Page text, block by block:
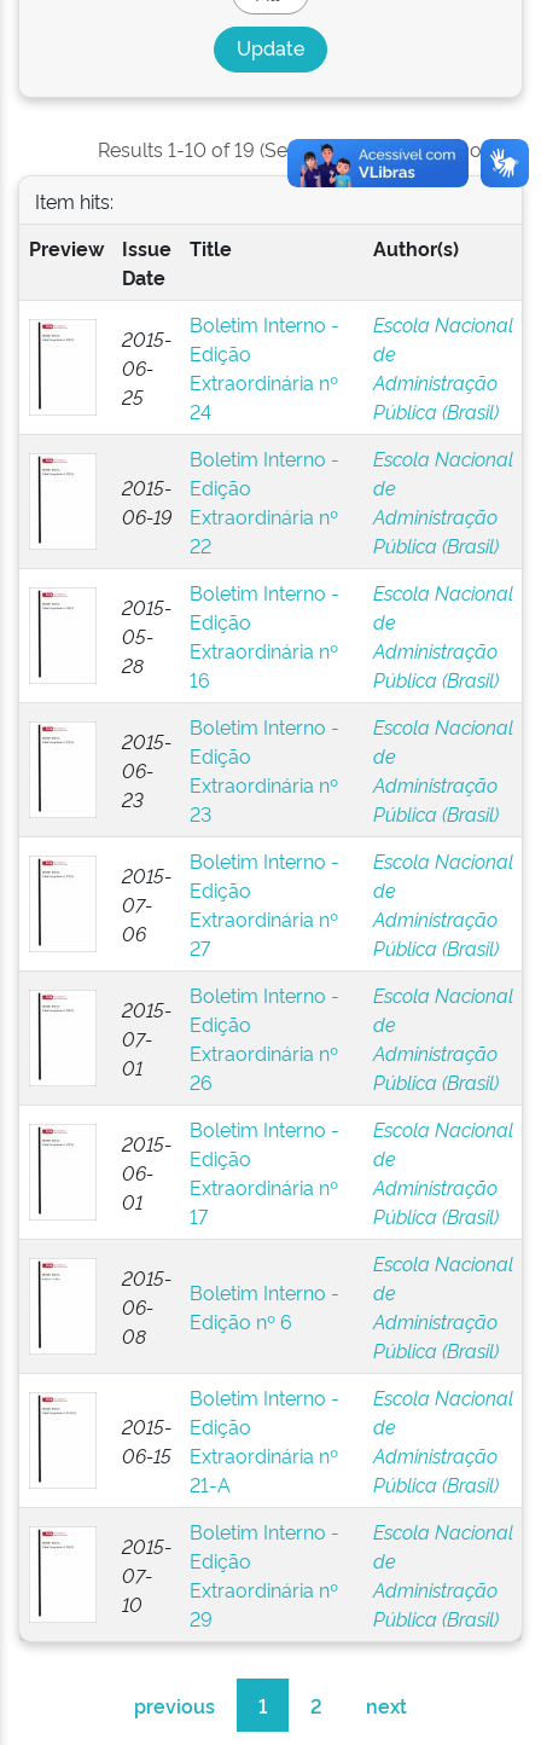
Results 1-10 of 19 (Search time: 0.002 seconds).
Item hits:
Preview
Issue
Date
Title Author(s)
2015-
06-
25
Boletim Interno -
Edição
Extraordinária nº
24
Escola Nacional
de
Administração
Pública (Brasil)
2015-
06-19
Boletim Interno -
Edição
Extraordinária nº
22
Escola Nacional
de
Administração
Pública (Brasil)
2015-
05-
28
Boletim Interno -
Edição
Extraordinária nº
16
Escola Nacional
de
Administração
Pública (Brasil)
2015-
06-
23
Boletim Interno -
Edição
Extraordinária nº
23
Escola Nacional
de
Administração
Pública (Brasil)
2015-
07-
06
Boletim Interno -
Edição
Extraordinária nº
27
Escola Nacional
de
Administração
Pública (Brasil)
2015-
07-
01
Boletim Interno -
Edição
Extraordinária nº
26
Escola Nacional
de
Administração
Pública (Brasil)
2015-
06-
01
Boletim Interno -
Edição
Extraordinária nº
17
Escola Nacional
de
Administração
Pública (Brasil)
2015-
06-
08
Boletim Interno -
Edição nº 6
Escola Nacional
de
Administração
Pública (Brasil)
2015-
06-15
Boletim Interno -
Edição
Extraordinária nº
21-A
Escola Nacional
de
Administração
Pública (Brasil)
2015-
07-
10
Boletim Interno -
Edição
Extraordinária nº
29
Escola Nacional
de
Administração
Pública (Brasil)
previous 1 2 next